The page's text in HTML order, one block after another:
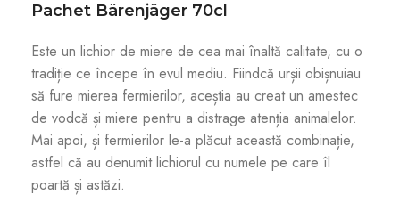
Pachet Bärenjäger 70cl
Este un lichior de miere de cea mai înaltă calitate, cu o
tradiție ce începe în evul mediu. Fiindcă urșii obișnuiau
să fure mierea fermierilor, aceștia au creat un amestec
de vodcă și miere pentru a distrage atenția animalelor.
Mai apoi, și fermierilor le-a plăcut această combinație,
astfel că au denumit lichiorul cu numele pe care îl
poartă și astăzi.